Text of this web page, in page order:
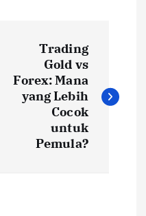
Trading
Gold vs
Forex: Mana
yang Lebih
Cocok
untuk
Pemula?